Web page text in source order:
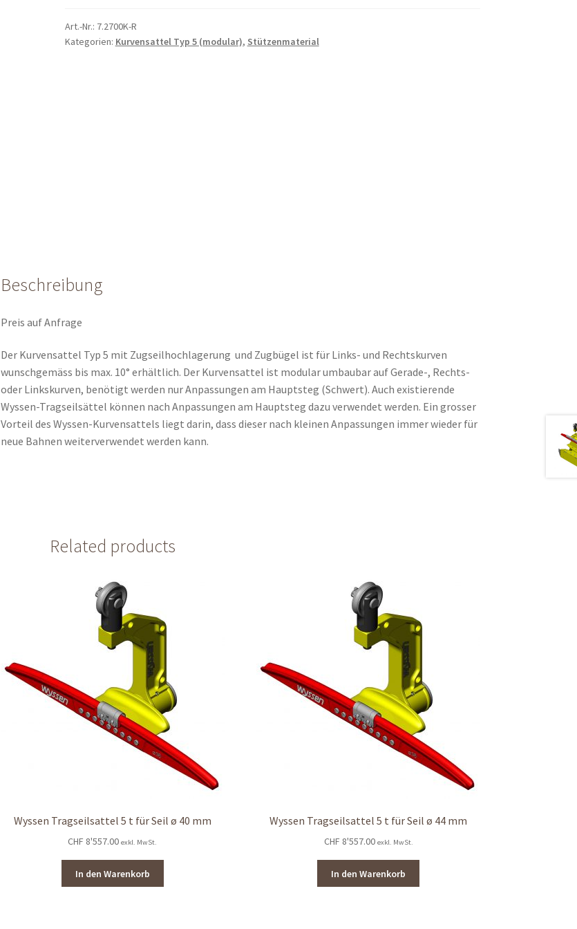
Art.-Nr.: 7.2700K-R
Kategorien: Kurvensattel Typ 5 (modular), Stützenmaterial
Beschreibung
Preis auf Anfrage
Der Kurvensattel Typ 5 mit Zugseilhochlagerung und Zugbügel ist für Links- und Rechtskurven
wunschgemäss bis max. 10° erhältlich. Der Kurvensattel ist modular umbaubar auf Gerade-, Rechts-
oder Linkskurven, benötigt werden nur Anpassungen am Hauptsteg (Schwert). Auch existierende
Wyssen-Tragseilsättel können nach Anpassungen am Hauptsteg dazu verwendet werden. Ein grosser
Vorteil des Wyssen-Kurvensattels liegt darin, dass dieser nach kleinen Anpassungen immer wieder für
neue Bahnen weiterverwendet werden kann.
Related products
Wyssen Tragseilsattel 5 t für Seil ø 40 mm
CHF 8'557.00 exkl. MwSt.
In den Warenkorb
Wyssen Tragseilsattel 5 t für Seil ø 44 mm
CHF 8'557.00 exkl. MwSt.
In den Warenkorb